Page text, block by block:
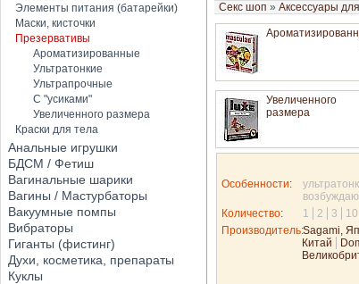
Элементы питания (батарейки)
Маски, кисточки
Презервативы
Ароматизированные
Ультратонкие
Ультрапрочные
С "усиками"
Увеличенного размера
Краски для тела
Анальные игрушки
БДСМ / Фетиш
Вагинальные шарики
Вагины / Мастурбаторы
Вакуумные помпы
Вибраторы
Гиганты (фистинг)
Духи, косметика, препараты
Куклы
Секс шоп » Аксессуары
Увеличенного
размера
Особенности:
Количество: 1 2 3 10
Производитель:Sagami,
Китай